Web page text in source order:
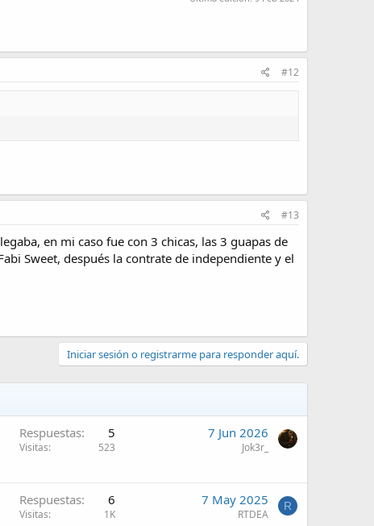
#12
#13
en mi caso fue con 3 chicas, las 3 guapas de
Sweet, después la contrate de independiente y el
Iniciar sesión o registrarme para responder aquí.
Respuestas 5
Visitas 523
7 Jun 2026
Jok3r_
Respuestas 6
Visitas 1K
7 May 2025
RTDEA
R